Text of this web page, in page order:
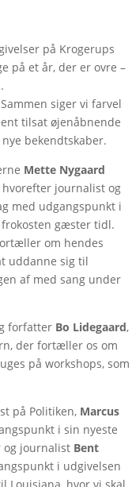
på Krogerups
på et år, der er ovre –
siger vi farvel
tilsat øjenåbnende
bekendtskaber.
Mette Nygaard
hvorefter journalist og
med udgangspunkt i
frokosten gæster tidl.
om hendes
uddanne sig til
af med sang under
forfatter Bo Lidegaard,
der fortæller os om
på workshops, som
på Politiken, Marcus
i sin nyeste
og journalist Bent
i udgivelsen